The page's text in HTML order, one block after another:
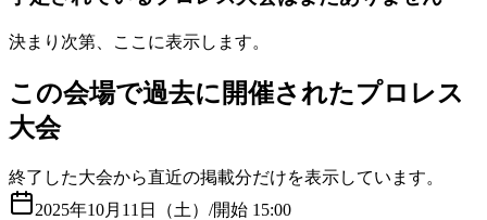
決まり次第、ここに表示します。
この会場で過去に開催されたプロレス
大会
終了した大会から直近の掲載分だけを表示しています。
2025年10月11日（土） /開始 15:00